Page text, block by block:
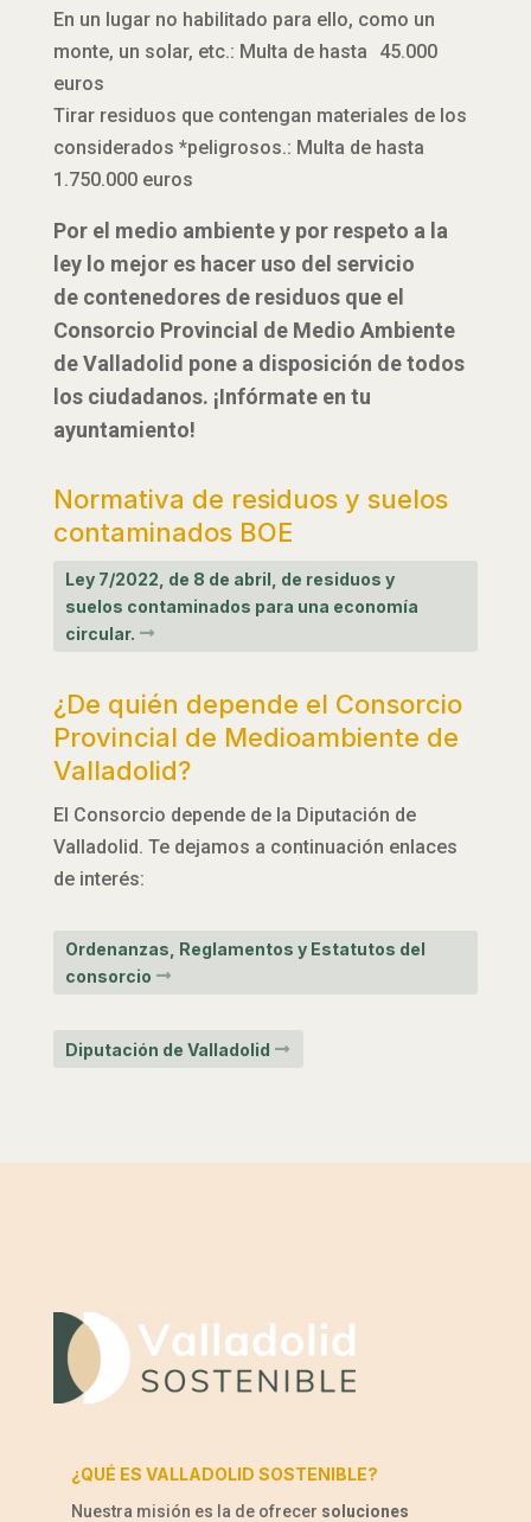
En un lugar no habilitado para ello, como un
monte, un solar, etc.: Multa de hasta 45.000
euros
Tirar residuos que contengan materiales de los
considerados *peligrosos.: Multa de hasta
1.750.000 euros
Por el medio ambiente y por respeto a la
ley lo mejor es hacer uso del servicio
de contenedores de residuos que el
Consorcio Provincial de Medio Ambiente
de Valladolid pone a disposición de todos
los ciudadanos. ¡Infórmate en tu
ayuntamiento!
Normativa de residuos y suelos
contaminados BOE
Ley 7/2022, de 8 de abril, de residuos y
suelos contaminados para una economía
circular.
¿De quién depende el Consorcio
Provincial de Medioambiente de
Valladolid?
El Consorcio depende de la Diputación de
Valladolid. Te dejamos a continuación enlaces
de interés:
Ordenanzas, Reglamentos y Estatutos del
consorcio
Diputación de Valladolid
¿QUÉ ES VALLADOLID SOSTENIBLE?
Nuestra misión es la de ofrecer soluciones